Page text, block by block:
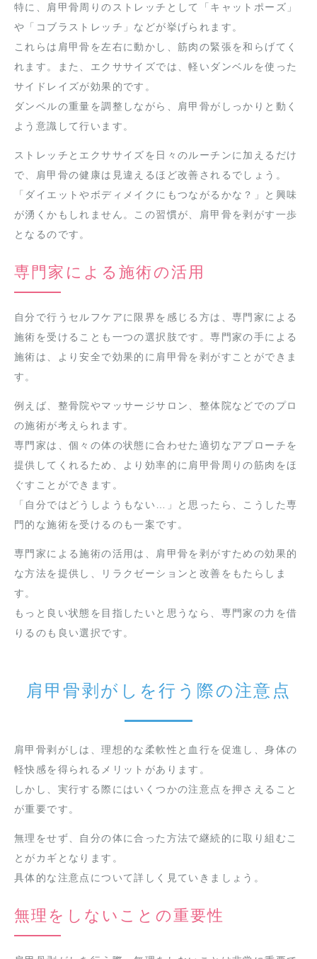
特に、肩甲骨周りのストレッチとして「キャットポーズ」
や「コブラストレッチ」などが挙げられます。
これらは肩甲骨を左右に動かし、筋肉の緊張を和らげてく
れます。また、エクササイズでは、軽いダンベルを使った
サイドレイズが効果的です。
ダンベルの重量を調整しながら、肩甲骨がしっかりと動く
よう意識して行います。
ストレッチとエクササイズを日々のルーチンに加えるだけ
で、肩甲骨の健康は見違えるほど改善されるでしょう。
「ダイエットやボディメイクにもつながるかな？」と興味
が湧くかもしれません。この習慣が、肩甲骨を剥がす一歩
となるのです。
専門家による施術の活用
自分で行うセルフケアに限界を感じる方は、専門家による
施術を受けることも一つの選択肢です。専門家の手による
施術は、より安全で効果的に肩甲骨を剥がすことができま
す。
例えば、整骨院やマッサージサロン、整体院などでのプロ
の施術が考えられます。
専門家は、個々の体の状態に合わせた適切なアプローチを
提供してくれるため、より効率的に肩甲骨周りの筋肉をほ
ぐすことができます。
「自分ではどうしようもない…」と思ったら、こうした専
門的な施術を受けるのも一案です。
専門家による施術の活用は、肩甲骨を剥がすための効果的
な方法を提供し、リラクゼーションと改善をもたらしま
す。
もっと良い状態を目指したいと思うなら、専門家の力を借
りるのも良い選択です。
肩甲骨剥がしを行う際の注意点
肩甲骨剥がしは、理想的な柔軟性と血行を促進し、身体の
軽快感を得られるメリットがあります。
しかし、実行する際にはいくつかの注意点を押さえること
が重要です。
無理をせず、自分の体に合った方法で継続的に取り組むこ
とがカギとなります。
具体的な注意点について詳しく見ていきましょう。
無理をしないことの重要性